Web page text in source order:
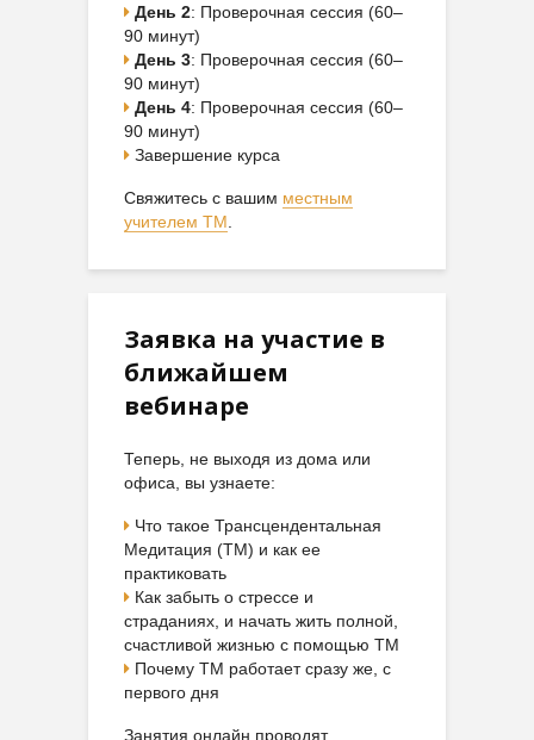
День 2: Проверочная сессия (60–
90 минут)
День 3: Проверочная сессия (60–
90 минут)
День 4: Проверочная сессия (60–
90 минут)
Завершение курса
Свяжитесь с вашим местным
учителем ТМ
Заявка на участие в
ближайшем
вебинаре
Теперь, не выходя из дома или
офиса, вы узнаете:
Что такое Трансцендентальная
Медитация (ТМ) и как ее
практиковать
Как забыть о стрессе и
страданиях, и начать жить полной,
счастливой жизнью с помощью ТМ
Почему ТМ работает сразу же, с
первого дня
Занятия онлайн проводят